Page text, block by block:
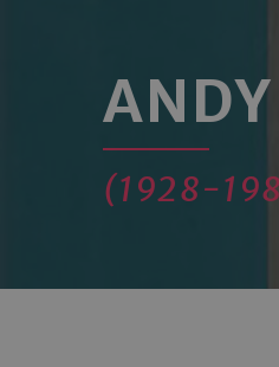
(1928-